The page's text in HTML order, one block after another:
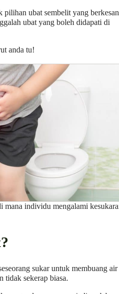
ubat sembelit yang
ubat yang boleh didapati di
anda tu!
mana individu mengalami
sukar untuk membuang air
tidak sekerap biasa.